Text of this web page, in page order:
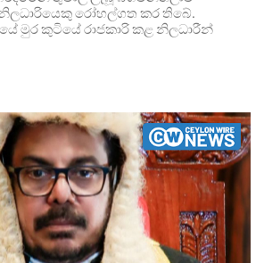
රෝහල්ගත කර තිබේ.
මුර කුටියේ රාජකාරි කළ නිලධාරීන්